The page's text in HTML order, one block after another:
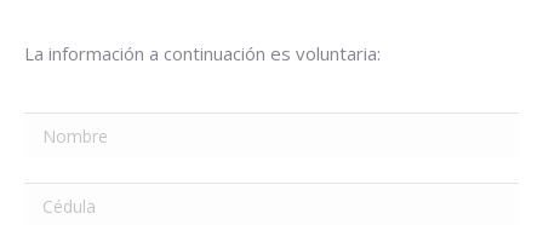
La información a continuación es voluntaria: